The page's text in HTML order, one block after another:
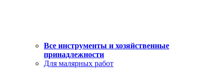
Все инструменты и хозяйственные
принадлежности
Для малярных работ